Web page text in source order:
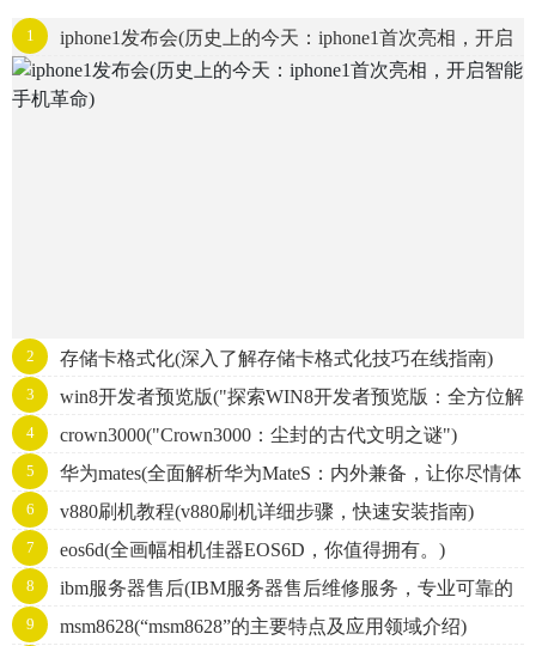
1
iphone1发布会(历史上的今天：iphone1首次亮相，开启
智能手机革命)
2 存储卡格式化(深入了解存储卡格式化技巧在线指南)
3
win8开发者预览版("探索WIN8开发者预览版：全方位解
析Windows8的新特性与开发技巧")
4 crown3000("Crown3000：尘封的古代文明之谜")
5
华为mates(全面解析华为MateS：内外兼备，让你尽情体
验智能生活)
6 v880刷机教程(v880刷机详细步骤，快速安装指南)
7 eos6d(全画幅相机佳器EOS6D，你值得拥有。)
8
ibm服务器售后(IBM服务器售后维修服务，专业可靠的
服务商推荐)
9 msm8628(“msm8628”的主要特点及应用领域介绍)